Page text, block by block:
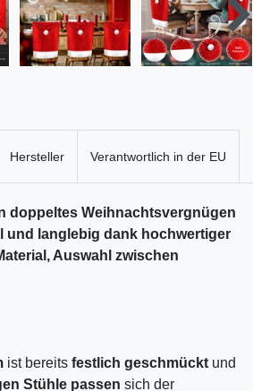
Hersteller Verantwortlich in der EU
doppeltes Weihnachtsvergnügen
und langlebig dank hochwertiger
Auswahl zwischen
ist bereits festlich geschmückt und
Stühle passen sich der